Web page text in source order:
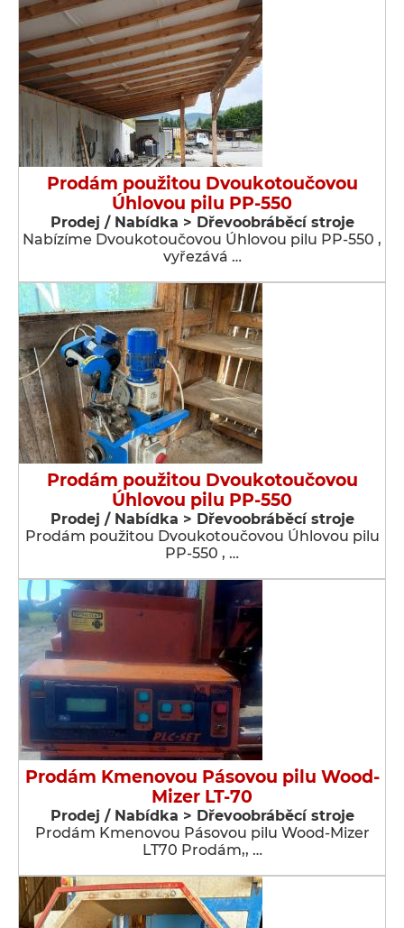
Prodám použitou Dvoukotoučovou
Úhlovou pilu PP-550
Prodej / Nabídka > Dřevoobráběcí stroje
Nabízíme Dvoukotoučovou Úhlovou pilu PP-550 ,
vyřezává …
Prodám použitou Dvoukotoučovou
Úhlovou pilu PP-550
Prodej / Nabídka > Dřevoobráběcí stroje
Prodám použitou Dvoukotoučovou Úhlovou pilu
PP-550 , …
Prodám Kmenovou Pásovou pilu Wood-
Mizer LT-70
Prodej / Nabídka > Dřevoobráběcí stroje
Prodám Kmenovou Pásovou pilu Wood-Mizer
LT70 Prodám,, …